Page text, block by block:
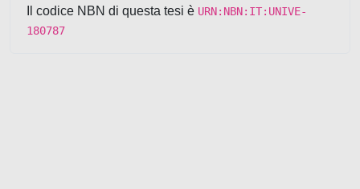
Il codice NBN di questa tesi è URN:NBN:IT:UNIVE-
180787